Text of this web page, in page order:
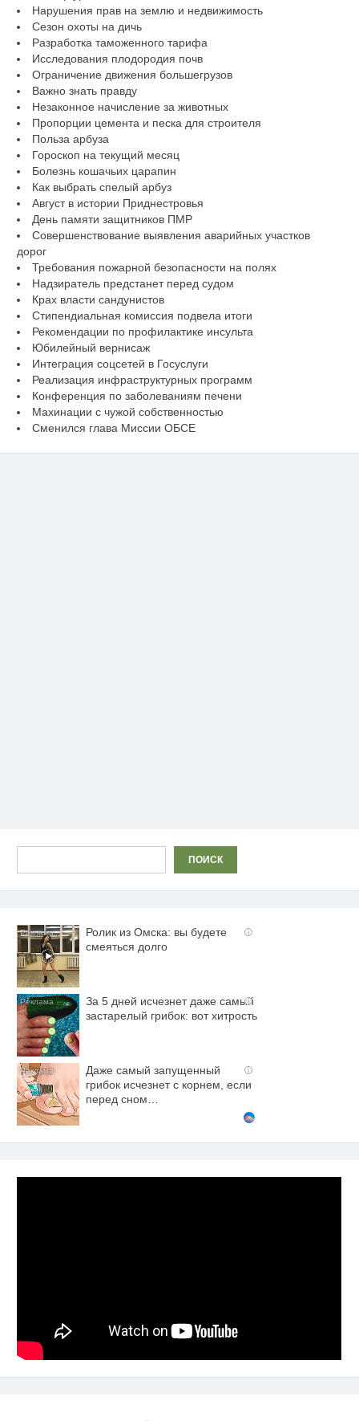
Нарушения прав на землю и недвижимость
Сезон охоты на дичь
Разработка таможенного тарифа
Исследования плодородия почв
Ограничение движения большегрузов
Важно знать правду
Незаконное начисление за животных
Пропорции цемента и песка для строителя
Польза арбуза
Гороскоп на текущий месяц
Болезнь кошачьих царапин
Как выбрать спелый арбуз
Август в истории Приднестровья
День памяти защитников ПМР
Совершенствование выявления аварийных участков
дорог
Требования пожарной безопасности на полях
Надзиратель предстанет перед судом
Крах власти сандунистов
Стипендиальная комиссия подвела итоги
Рекомендации по профилактике инсульта
Юбилейный вернисаж
Интеграция соцсетей в Госуслуги
Реализация инфраструктурных программ
Конференция по заболеваниям печени
Махинации с чужой собственностью
Сменился глава Миссии ОБСЕ
ПОИСК
i
Ролик из Омска: вы будете
смеяться долго
i
За 5 дней исчезнет даже самый
застарелый грибок: вот хитрость
i
Даже самый запущенный
грибок исчезнет с корнем, если
перед сном…